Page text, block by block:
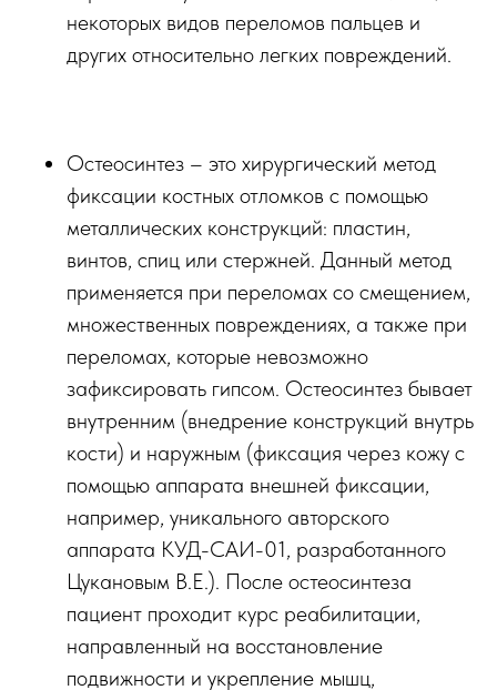
некоторых видов переломов пальцев и
других относительно легких повреждений.
Остеосинтез – это хирургический метод
фиксации костных отломков с помощью
металлических конструкций: пластин,
винтов, спиц или стержней. Данный метод
применяется при переломах со смещением,
множественных повреждениях, а также при
переломах, которые невозможно
зафиксировать гипсом. Остеосинтез бывает
внутренним (внедрение конструкций внутрь
кости) и наружным (фиксация через кожу с
помощью аппарата внешней фиксации,
например, уникального авторского
аппарата КУД-САИ-01, разработанного
Цукановым В.Е.). После остеосинтеза
пациент проходит курс реабилитации,
направленный на восстановление
подвижности и укрепление мышц,